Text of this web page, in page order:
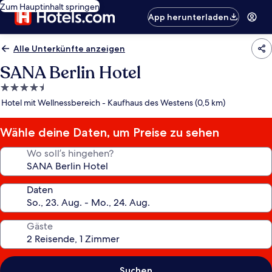
Zum Hauptinhalt springen
App herunterladen
Alle Unterkünfte anzeigen
SANA Berlin Hotel
4.5-
Sterne-
Hotel mit Wellnessbereich - Kaufhaus des Westens (0,5 km)
Wähle deine Daten, um Preise zu sehen
Wo soll’s hingehen?
Daten
Gäste